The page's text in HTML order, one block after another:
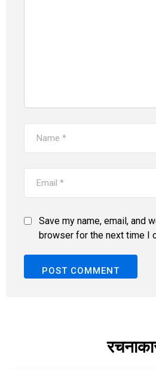
Save my name, email, and
browser for the next time I